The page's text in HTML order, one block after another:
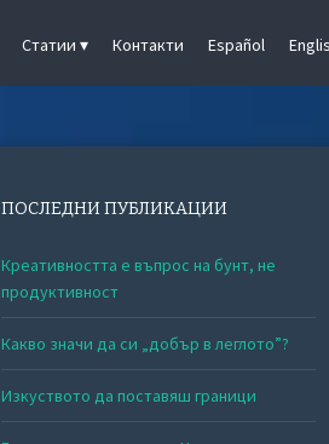
Статии Контакти Español
ПОСЛЕДНИ ПУБЛИКАЦИИ
Креативността е въпрос на бунт, не
продуктивност
Какво значи да си „добър в леглото”?
Изкуството да поставяш граници